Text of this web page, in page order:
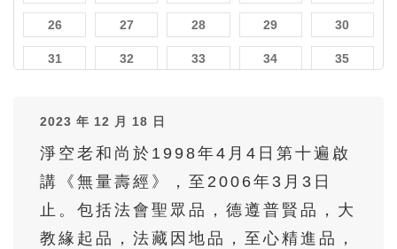
26 27 28 29 30
31 32 33 34 35
41 42
46 47 48 49 50
51 52 53
2023 年 12 月 18 日
淨空老和尚於1998年4月4日第十遍啟
講《無量壽經》，至2006年3月3日
止。包括法會聖眾品，德遵普賢品，大
教緣起品，法藏因地品，至心精進品，